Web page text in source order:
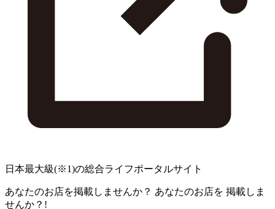
日本最大級(※1)の総合ライフポータルサイト
あなたのお店を掲載しませんか？ あなたのお店を 掲載しま
せんか？!